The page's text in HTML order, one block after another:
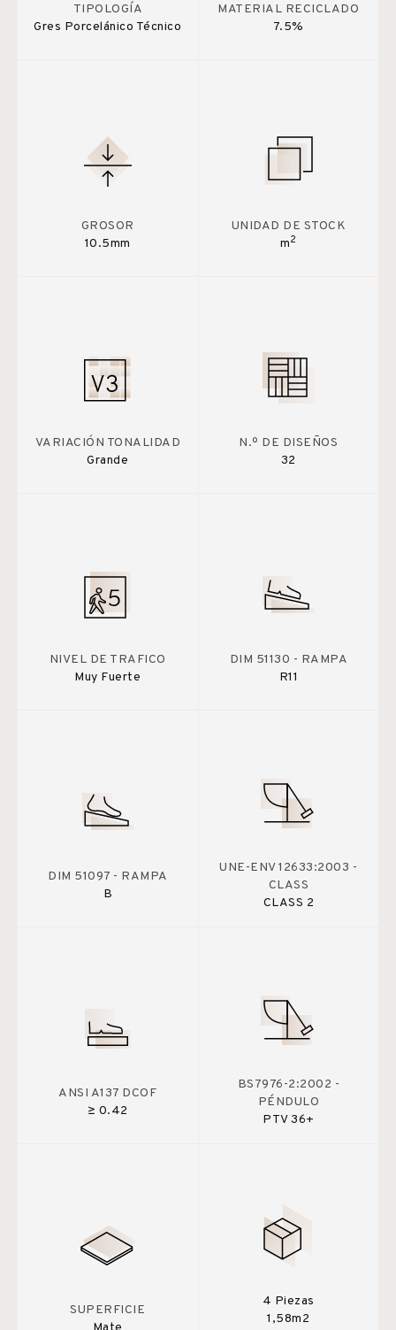
TIPOLOGÍA
Gres Porcelánico Técnico
MATERIAL RECICLADO
7.5%
GROSOR
10.5mm
UNIDAD DE STOCK
m2
VARIACIÓN TONALIDAD
Grande
N.º DE DISEÑOS
32
NIVEL DE TRAFICO
Muy Fuerte
DIM 51130 - RAMPA
R11
DIM 51097 - RAMPA
B
UNE-ENV 12633:2003 -
CLASS
CLASS 2
ANSI A137 DCOF
≥ 0.42
BS7976-2:2002 -
PÉNDULO
PTV 36+
SUPERFICIE
4 Piezas
1,58m2